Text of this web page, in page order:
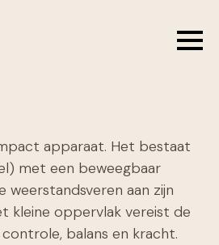
apparaat. Het bestaat
met een beweegbaar
weerstandsveren aan zijn
kleine oppervlak vereist de
balans en kracht.